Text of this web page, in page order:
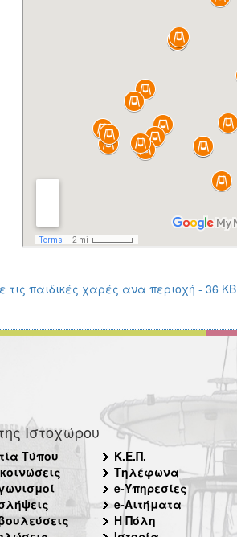
τις παιδικές χαρές ανα περιοχή - 36 KB
Ιστοχώρου
Τύπου
Κ.Ε.Π.
Τηλέφωνα
e-Υπηρεσίες
e-Αιτήματα
Η Πόλη